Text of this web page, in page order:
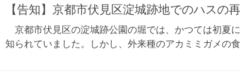
【告知】京都市伏見区淀城跡地でのハスの
京都市伏見区の淀城跡公園の堀では、かつては初夏
知られていました。しかし、外来種のアカミミガメの